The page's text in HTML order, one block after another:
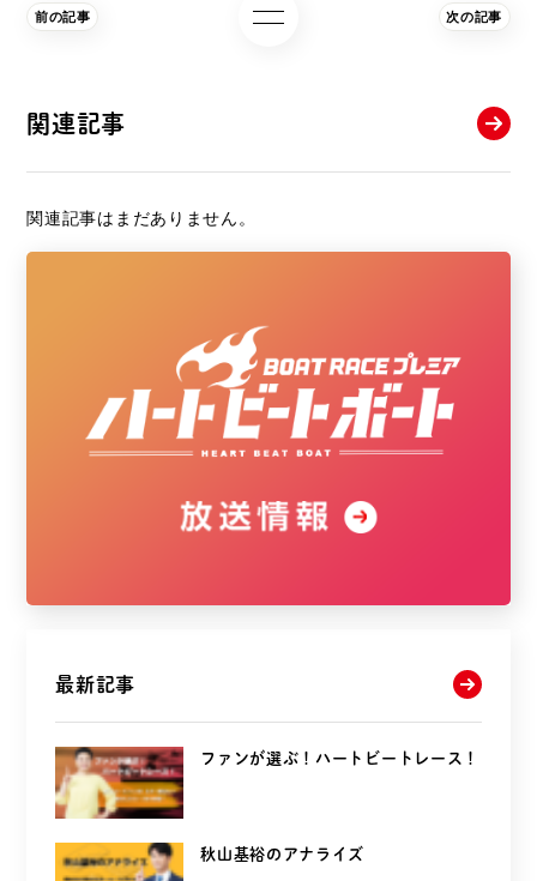
前の記事 次の記事
関連記事
関連記事はまだありません。
最新記事
ファンが選ぶ！ハートビートレース！
秋山基裕のアナライズ